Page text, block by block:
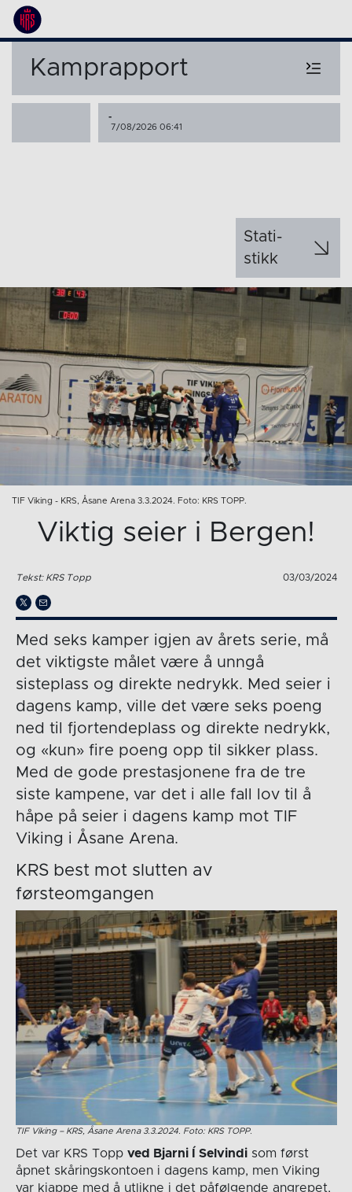
Kamprapport
-
7/08/2026 06:41
Stati­
stikk
TIF Viking - KRS, Åsane Arena 3.3.2024. Foto: KRS TOPP.
Viktig seier i Bergen!
Tekst: KRS Topp 03/03/2024
Med seks kamper igjen av årets serie, må
det viktigste målet være å unngå
sisteplass og direkte nedrykk. Med seier i
dagens kamp, ville det være seks poeng
ned til fjortendeplass og direkte nedrykk,
og «kun» fire poeng opp til sikker plass.
Med de gode prestasjonene fra de tre
siste kampene, var det i alle fall lov til å
håpe på seier i dagens kamp mot TIF
Viking i Åsane Arena.
KRS best mot slutten av
førsteomgangen
TIF Viking – KRS, Åsane Arena 3.3.2024. Foto: KRS TOPP.
Det var KRS Topp ved Bjarni Í Selvindisom først
åpnet skåringskontoen i dagens kamp, men Viking
var kjappe med å utlikne i det påfølgende angrepet,